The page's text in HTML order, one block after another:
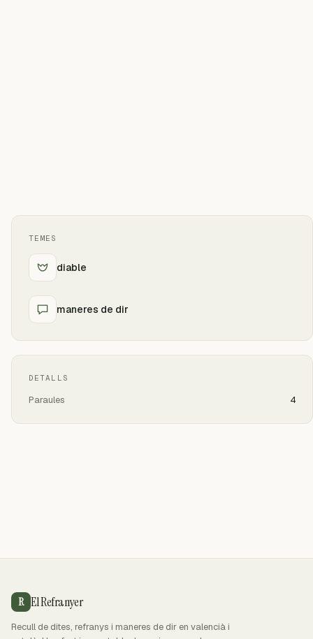
TEMES
diable
maneres de dir
DETALLS
Paraules 4
R El Refranyer
Recull de dites, refranys i maneres de dir en valencià i